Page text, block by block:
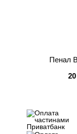
Пенал